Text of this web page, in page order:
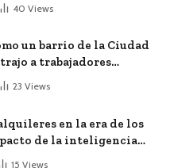
40 Views
un barrio de la Ciudad
a trabajadores
el mundo
23 Views
en la era de los
de la inteligencia
15 Views